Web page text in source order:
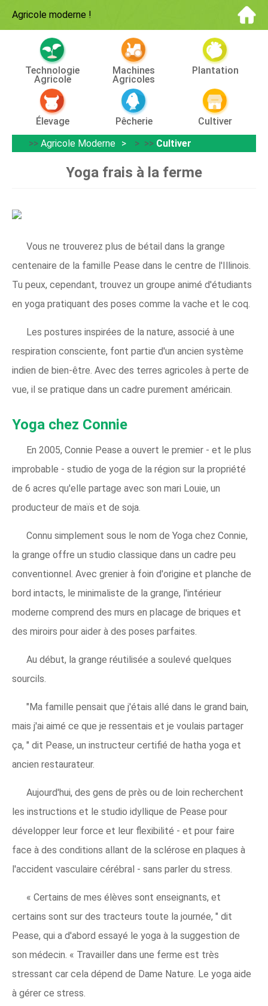
Agricole moderne !
Technologie
Agricole
Machines
Agricoles
Plantation
Élevage Pêcherie
Cultiver
>> Agricole Moderne > >> Cultiver
Yoga frais à la ferme
Vous ne trouverez plus de bétail dans la grange
centenaire de la famille Pease dans le centre de l'Illinois.
Tu peux, cependant, trouvez un groupe animé d'étudiants
en yoga pratiquant des poses comme la vache et le coq.
Les postures inspirées de la nature, associé à une
respiration consciente, font partie d'un ancien système
indien de bien-être. Avec des terres agricoles à perte de
vue, il se pratique dans un cadre purement américain.
Yoga chez Connie
En 2005, Connie Pease a ouvert le premier - et le plus
improbable - studio de yoga de la région sur la propriété
de 6 acres qu'elle partage avec son mari Louie, un
producteur de maïs et de soja.
Connu simplement sous le nom de Yoga chez Connie,
la grange offre un studio classique dans un cadre peu
conventionnel. Avec grenier à foin d'origine et planche de
bord intacts, le minimaliste de la grange, l'intérieur
moderne comprend des murs en placage de briques et
des miroirs pour aider à des poses parfaites.
Au début, la grange réutilisée a soulevé quelques
sourcils.
"Ma famille pensait que j'étais allé dans le grand bain,
mais j'ai aimé ce que je ressentais et je voulais partager
ça, " dit Pease, un instructeur certifié de hatha yoga et
ancien restaurateur.
Aujourd'hui, des gens de près ou de loin recherchent
les instructions et le studio idyllique de Pease pour
développer leur force et leur flexibilité - et pour faire
face à des conditions allant de la sclérose en plaques à
l'accident vasculaire cérébral - sans parler du stress.
« Certains de mes élèves sont enseignants, et
certains sont sur des tracteurs toute la journée, " dit
Pease, qui a d'abord essayé le yoga à la suggestion de
son médecin. « Travailler dans une ferme est très
stressant car cela dépend de Dame Nature. Le yoga aide
à gérer ce stress.